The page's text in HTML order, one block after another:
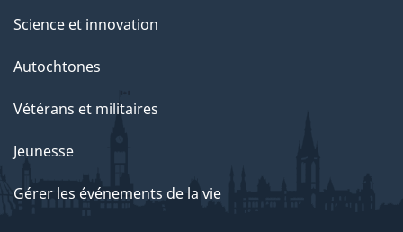
Science et innovation
Autochtones
Vétérans et militaires
Jeunesse
Gérer les événements de la vie